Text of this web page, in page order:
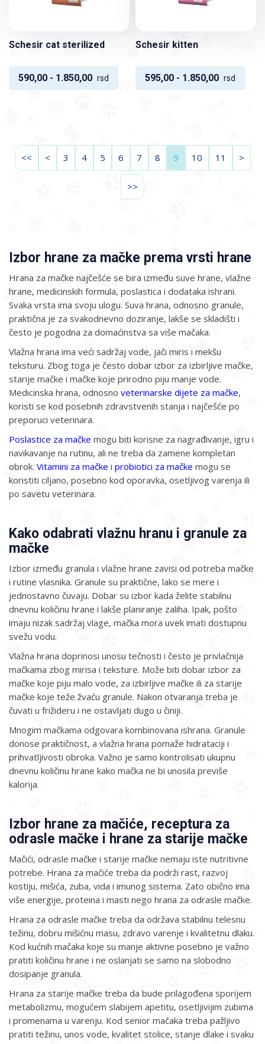
Schesir cat sterilized
590,00 - 1.850,00 rsd
Schesir kitten
595,00 - 1.850,00 rsd
<< < 3 4 5 6 7 8 9 10 11 >
>>
Izbor hrane za mačke prema vrsti hrane
Hrana za mačke najčešće se bira između suve hrane, vlažne
hrane, medicinskih formula, poslastica i dodataka ishrani.
Svaka vrsta ima svoju ulogu. Suva hrana, odnosno granule,
praktična je za svakodnevno doziranje, lakše se skladišti i
često je pogodna za domaćinstva sa više mačaka.
Vlažna hrana ima veći sadržaj vode, jači miris i mekšu
teksturu. Zbog toga je često dobar izbor za izbirljive mačke,
starije mačke i mačke koje prirodno piju manje vode.
Medicinska hrana, odnosno veterinarske dijete za mačke,
koristi se kod posebnih zdravstvenih stanja i najčešće po
preporuci veterinara.
Poslastice za mačke mogu biti korisne za nagrađivanje, igru i
navikavanje na rutinu, ali ne treba da zamene kompletan
obrok. Vitamini za mačke i probiotici za mačke mogu se
koristiti ciljano, posebno kod oporavka, osetljivog varenja ili
po savetu veterinara.
Kako odabrati vlažnu hranu i granule za
mačke
Izbor između granula i vlažne hrane zavisi od potreba mačke
i rutine vlasnika. Granule su praktične, lako se mere i
jednostavno čuvaju. Dobar su izbor kada želite stabilnu
dnevnu količinu hrane i lakše planiranje zaliha. Ipak, pošto
imaju nizak sadržaj vlage, mačka mora uvek imati dostupnu
svežu vodu.
Vlažna hrana doprinosi unosu tečnosti i često je privlačnija
mačkama zbog mirisa i teksture. Može biti dobar izbor za
mačke koje piju malo vode, za izbirljive mačke ili za starije
mačke koje teže žvaću granule. Nakon otvaranja treba je
čuvati u frižideru i ne ostavljati dugo u činiji.
Mnogim mačkama odgovara kombinovana ishrana. Granule
donose praktičnost, a vlažna hrana pomaže hidrataciji i
prihvatljivosti obroka. Važno je samo kontrolisati ukupnu
dnevnu količinu hrane kako mačka ne bi unosila previše
kalorija.
Izbor hrane za mačiće, receptura za
odrasle mačke i hrane za starije mačke
Mačići, odrasle mačke i starije mačke nemaju iste nutritivne
potrebe. Hrana za mačiće treba da podrži rast, razvoj
kostiju, mišića, zuba, vida i imunog sistema. Zato obično ima
više energije, proteina i masti nego hrana za odrasle mačke.
Hrana za odrasle mačke treba da održava stabilnu telesnu
težinu, dobru mišićnu masu, zdravo varenje i kvalitetnu dlaku.
Kod kućnih mačaka koje su manje aktivne posebno je važno
pratiti količinu hrane i ne oslanjati se samo na slobodno
dosipanje granula.
Hrana za starije mačke treba da bude prilagođena sporijem
metabolizmu, mogućem slabijem apetitu, osetljivijim zubima
i promenama u varenju. Kod senior mačaka treba pažljivo
pratiti težinu, unos vode, kvalitet stolice, stanje dlake i svaku